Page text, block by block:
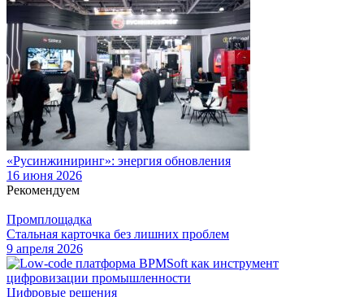
«Русинжиниринг»: энергия обновления
16 июня 2026
Рекомендуем
Промплощадка
Стальная карточка без лишних проблем
9 апреля 2026
Цифровые решения